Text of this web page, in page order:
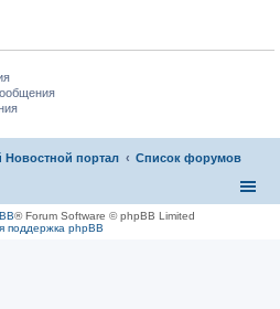
портал Список форумов
® Forum Software © phpBB Limited
поддержка phpBB